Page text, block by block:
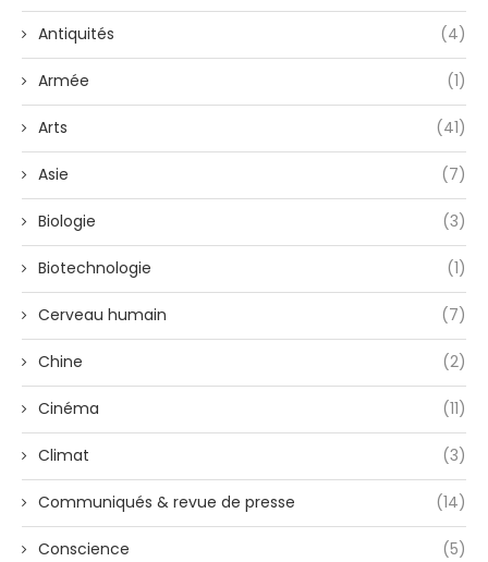
Antiquités (4)
Armée (1)
Arts (41)
Asie (7)
Biologie (3)
Biotechnologie (1)
Cerveau humain (7)
Chine (2)
Cinéma (11)
Climat (3)
Communiqués & revue de presse (14)
Conscience (5)